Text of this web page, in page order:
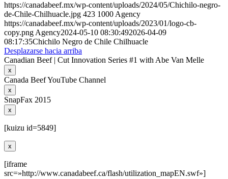
https://canadabeef.mx/wp-content/uploads/2024/05/Chichilo-negro-
de-Chile-Chilhuacle.jpg 423 1000 Agency
https://canadabeef.mx/wp-content/uploads/2023/01/logo-cb-
copy.png Agency2024-05-10 08:30:492026-04-09
08:17:35Chichilo Negro de Chile Chilhuacle
Desplazarse hacia arriba
Canadian Beef | Cut Innovation Series #1 with Abe Van Melle
x
Canada Beef YouTube Channel
x
SnapFax 2015
x
[kuizu id=5849]
x
[iframe
src=»http://www.canadabeef.ca/flash/utilization_mapEN.swf»]